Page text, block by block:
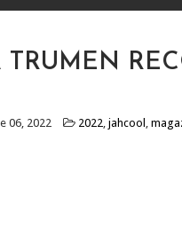
TRUMEN
06, 2022 2022, jahcool ,